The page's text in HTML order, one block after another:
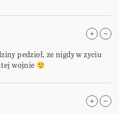
pedzioł, ze nigdy w zyciu
wojnie